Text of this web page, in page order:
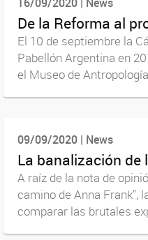
De la Reforma al
El 10 de septiembre la
Pabellón Argentina en
el Museo de
09/09/2020 | News
La banalización de
A raíz de la nota de
camino de Anna
comparar las brutales